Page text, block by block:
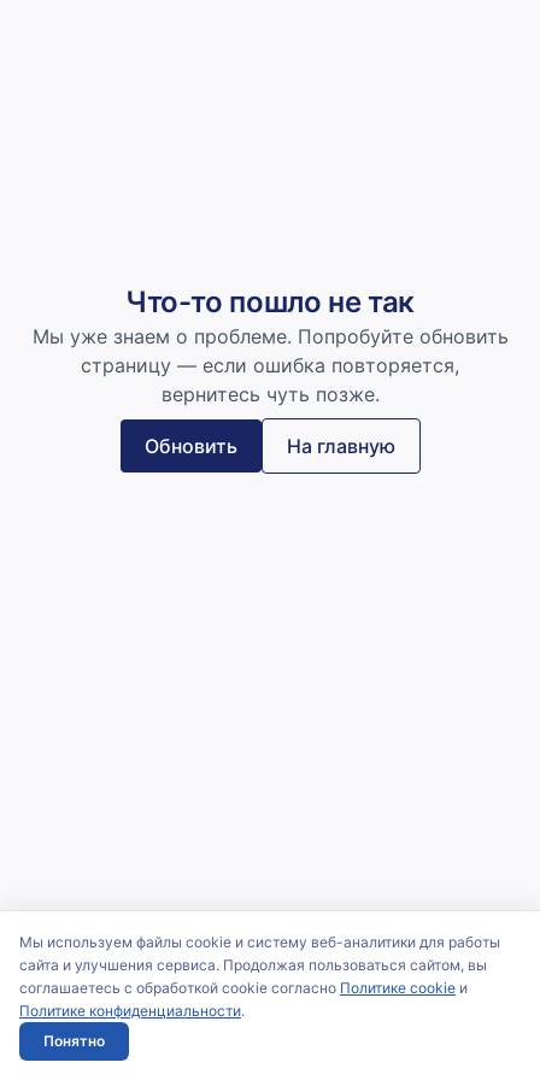
Что-то пошло не так
Мы уже знаем о проблеме. Попробуйте обновить
страницу — если ошибка повторяется,
вернитесь чуть позже.
Обновить На главную
Мы используем файлы cookie и систему веб-аналитики для работы
сайта и улучшения сервиса. Продолжая пользоваться сайтом, вы
соглашаетесь с обработкой cookie согласно Политике cookie и
Политике конфиденциальности.
Понятно